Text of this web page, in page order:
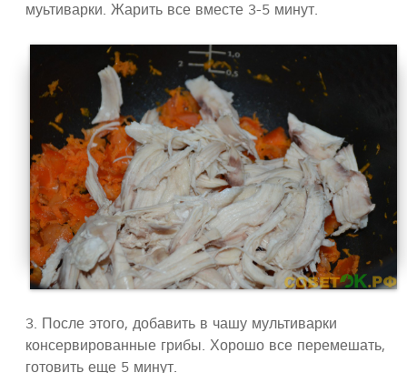
муьтиварки. Жарить все вместе 3-5 минут.
3. После этого, добавить в чашу мультиварки
консервированные грибы. Хорошо все перемешать,
готовить еще 5 минут.